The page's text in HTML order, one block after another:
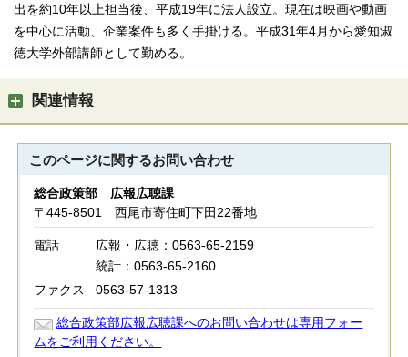
出を約10年以上担当後、平成19年に法人設立。現在は映画や動画
を中心に活動、企業案件も多く手掛ける。平成31年4月から愛知淑
徳大学外部講師として勤める。
関連情報
このページに関するお問い合わせ
総合政策部 広報広聴課
〒445-8501 西尾市寄住町下田22番地
電話
広報・広聴：0563-65-2159
統計：0563-65-2160
ファクス
0563-57-1313
総合政策部広報広聴課へのお問い合わせは専用フォー
ムをご利用ください。